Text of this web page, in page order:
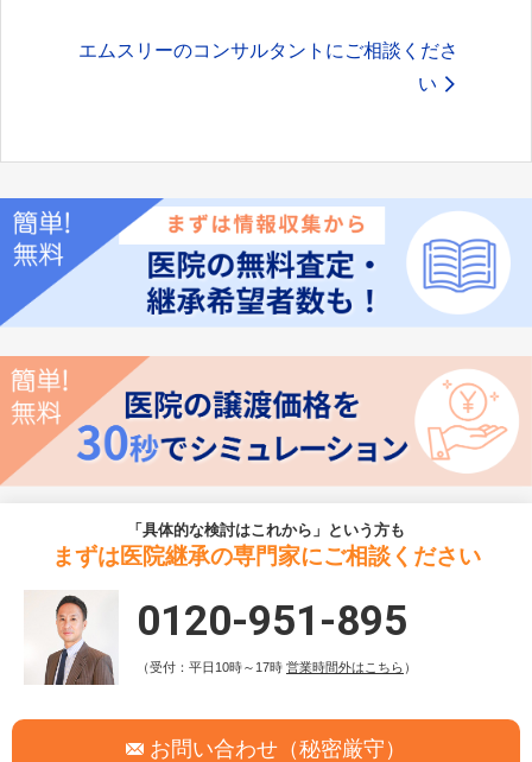
エムスリーのコンサルタントにご相談くださ
い
「具体的な検討はこれから」という方も
まずは医院継承の専門家にご相談ください
0120-951-895
（受付：平日10時～17時 営業時間外はこちら ）
お問い合わせ（秘密厳守）